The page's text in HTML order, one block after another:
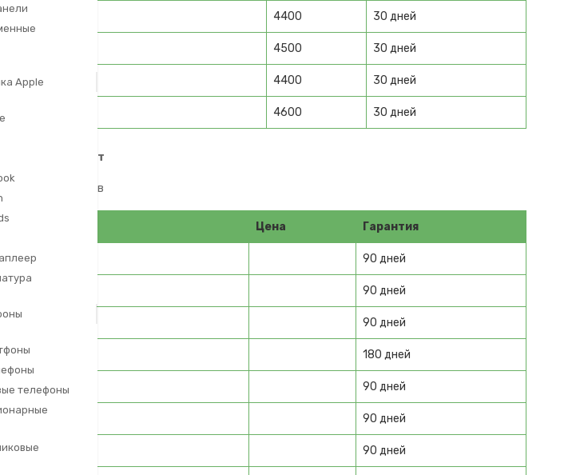
Apple
телефоны
4400 30 дней
4500 30 дней
4400 30 дней
4600 30 дней
ремонт
компонентов
Цена Гарантия
90 дней
90 дней
90 дней
180 дней
90 дней
90 дней
90 дней